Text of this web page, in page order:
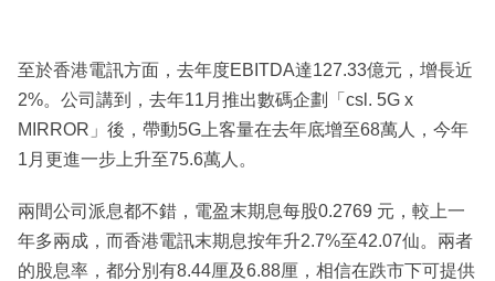
至於香港電訊方面，去年度EBITDA達127.33億元，增長近
2%。公司講到，去年11月推出數碼企劃「csl. 5G x
MIRROR」後，帶動5G上客量在去年底增至68萬人，今年
1月更進一步上升至75.6萬人。
兩間公司派息都不錯，電盈末期息每股0.2769 元，較上一
年多兩成，而香港電訊末期息按年升2.7%至42.07仙。兩者
的股息率，都分別有8.44厘及6.88厘，相信在跌市下可提供